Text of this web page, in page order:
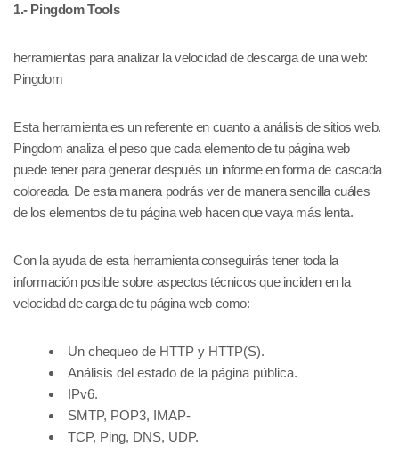
1.- Pingdom Tools
herramientas para analizar la velocidad de descarga de una web:
Pingdom
Esta herramienta es un referente en cuanto a análisis de sitios web.
Pingdom analiza el peso que cada elemento de tu página web
puede tener para generar después un informe en forma de cascada
coloreada. De esta manera podrás ver de manera sencilla cuáles
de los elementos de tu página web hacen que vaya más lenta.
Con la ayuda de esta herramienta conseguirás tener toda la
información posible sobre aspectos técnicos que inciden en la
velocidad de carga de tu página web como:
Un chequeo de HTTP y HTTP(S).
Análisis del estado de la página pública.
IPv6.
SMTP, POP3, IMAP-
TCP, Ping, DNS, UDP.